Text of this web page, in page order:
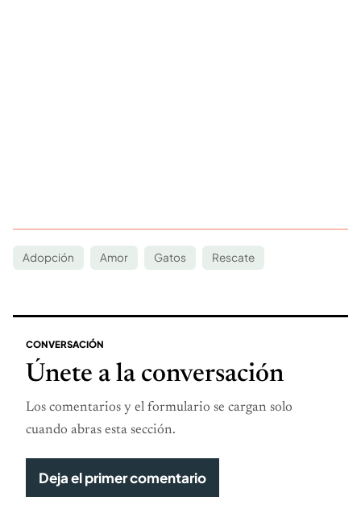
Adopción Amor Gatos Rescate
CONVERSACIÓN
Únete a la conversación
Los comentarios y el formulario se cargan solo
cuando abras esta sección.
Deja el primer comentario